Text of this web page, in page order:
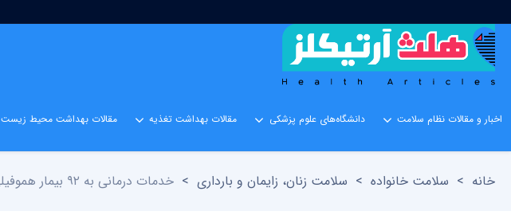
اخبار و مقالات نظام سلامت دانشگاه‌های علوم پزشکی مقالات بهداشت تغذیه مقالات بهداشت محیط زیست
خانه > سلامت خانواده > سلامت زنان، زایمان و بارداری > خدمات درمانی به ۹۲ بیمار هموفیلی در منطقه کاشان ارائه می‌شود